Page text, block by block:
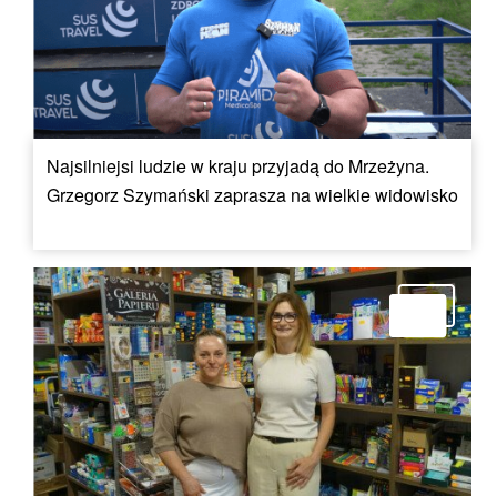
Najsilniejsi ludzie w kraju przyjadą do Mrzeżyna.
Grzegorz Szymański zaprasza na wielkie widowisko